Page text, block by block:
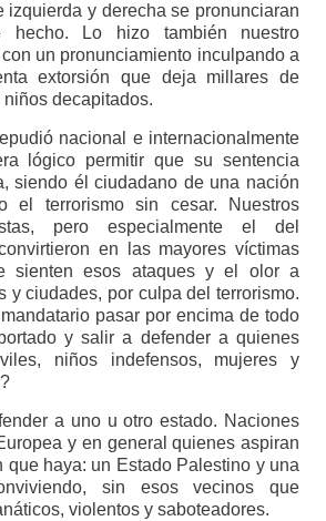
izquierda y derecha se pronunciaran
hecho. Lo hizo también nuestro
un pronunciamiento inculpando a
extorsión que deja millares de
decapitados.
nacional e internacionalmente
lógico permitir que su sentencia
siendo él ciudadano de una nación
el terrorismo sin cesar. Nuestros
pero especialmente el del
en las mayores víctimas
sienten esos ataques y el olor a
y ciudades, por culpa del terrorismo.
pasar por encima de todo
y salir a defender a quienes
niños indefensos, mujeres y
a uno u otro estado. Naciones
y en general quienes aspiran
que haya: un Estado Palestino y una
sin esos vecinos que
violentos y saboteadores.